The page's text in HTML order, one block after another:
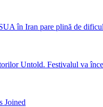
în Iran pare plină de
Untold. Festivalul va
Joined